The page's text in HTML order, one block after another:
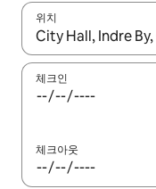
위치
결과가 나오면 위·아
체크인
체크아웃